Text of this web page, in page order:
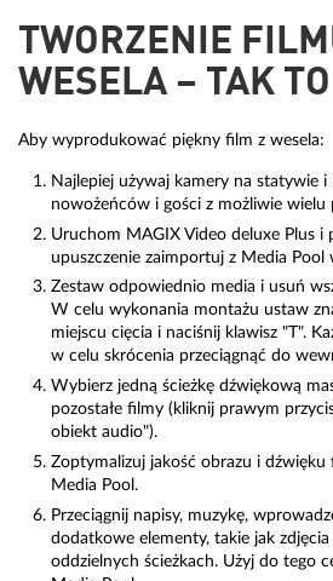
TWORZENIE
WESELA – TAK
Aby wyprodukować piękny film z wesela:
Najlepiej używaj kamery na statywie i
nowożeńców i gości z możliwie wielu
Uruchom MAGIX Video deluxe Plus i
upuszczenie zaimportuj z Media Pool
Zestaw odpowiednio media i usuń
W celu wykonania montażu ustaw
miejscu cięcia i naciśnij klawisz "T".
w celu skrócenia przeciągnąć do
Wybierz jedną ścieżkę dźwiękową
pozostałe filmy (kliknij prawym
obiekt audio").
Zoptymalizuj jakość obrazu i dźwięku
Media Pool.
Przeciągnij napisy, muzykę,
dodatkowe elementy, takie jak
oddzielnych ścieżkach. Użyj do tego